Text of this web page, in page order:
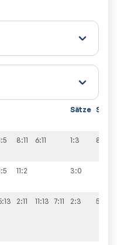
Sätze
8:11 6:11 1:3 8:8
11:2 3:0
2:11 11:13 7:11 2:3 5:9